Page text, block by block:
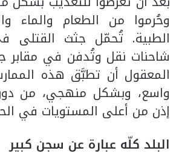
وحُرموا من الطعام والماء
الطبية. تُحمّل جثث القتلى
شاحنات نقل وتُدفن في مقابر
المعقول أن تطبَّق هذه
واسع، وبشكل منهجي، من
إذن من أعلى المستويات في
البلد كلّه عبارة عن سجن كبير